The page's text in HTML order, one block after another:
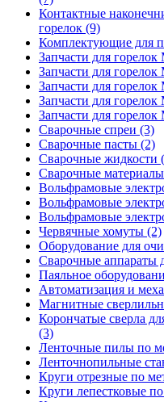
Контактные
горелок (9)
Комплектующие для
Запчасти для
Запчасти для
Запчасти для
Запчасти для
Запчасти для
Сварочные спреи (3)
Сварочные пасты (2)
Сварочные жидкости
Сварочные
Вольфрамовые
Вольфрамовые
Вольфрамовые
Червячные хомуты (2)
Оборудование для
Сварочные аппараты
Паяльное
Автоматизация и
Магнитные
Корончатые сверла
(3)
Ленточные пилы по
Ленточнопильные
Круги отрезные по
Круги лепестковые